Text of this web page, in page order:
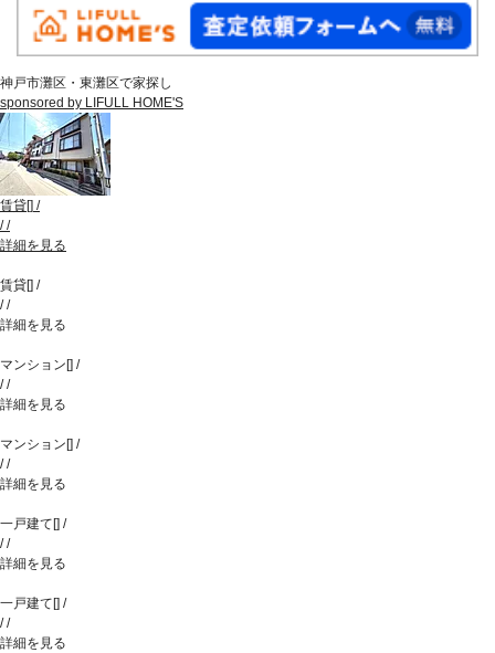
神戸市灘区・東灘区で家探し
sponsored by LIFULL HOME'S
賃貸[] /
//
詳細を見る
賃貸[] /
//
詳細を見る
マンション[] /
//
詳細を見る
マンション[] /
//
詳細を見る
一戸建て[] /
//
詳細を見る
一戸建て[] /
//
詳細を見る